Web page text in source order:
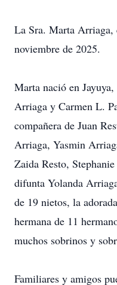
La Sra. Marta Arriaga,
noviembre de 2025.
Marta nació en
Arriaga y Carmen L.
compañera de Juan
Arriaga, Yasmin
Zaida Resto,
difunta Yolanda
de 19 nietos, la
hermana de 11
muchos sobrinos y
Familiares y amigos